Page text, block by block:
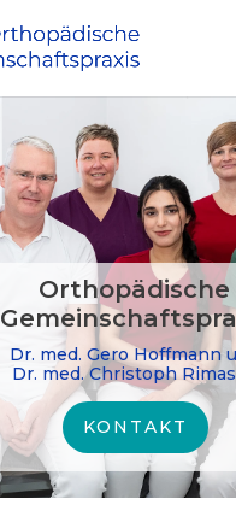
Orthopädische
Dr. med. Gero Hoffmann
Dr. med. Christoph
KONTAKT